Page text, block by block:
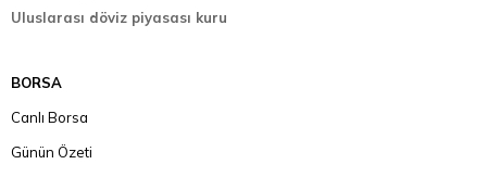
Uluslarası döviz piyasası kuru
BORSA
Canlı Borsa
Günün Özeti